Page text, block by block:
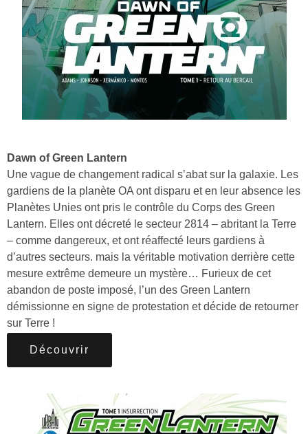
Dawn of Green Lantern
Une vague de changement radical s’abat sur la galaxie. Les
gardiens de la planète OA ont disparu et en leur absence les
Planètes Unies ont pris le contrôle du Corps des Green
Lantern. Elles ont décreté le secteur 2814 – abritant la Terre
– comme dangereux, et ont réaffecté leurs gardiens à
d’autres secteurs. mais la véritable motivation derrière cette
mesure extrême demeure un mystère… Furieux de cet
abandon de poste imposé, l’un des Green Lantern
démissionne en signe de protestation et décide de retourner
sur Terre !
Découvrir